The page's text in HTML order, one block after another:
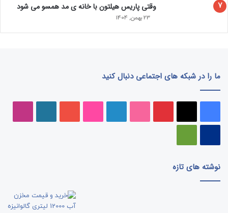
وقتی پاریس هیلتون با خانه‌ ی مد همسو می شود
23 بهمن, 1404
ما را در شبکه های اجتماعی دنبال کنید
نوشته های تازه